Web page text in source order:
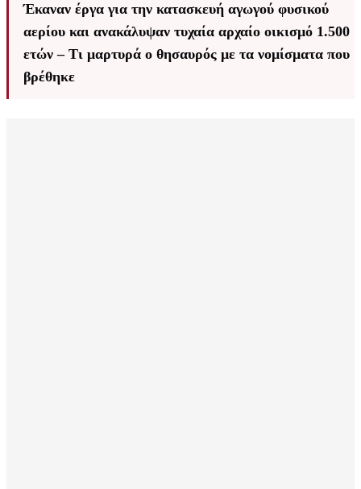
Έκαναν έργα για την κατασκευή αγωγού φυσικού
αερίου και ανακάλυψαν τυχαία αρχαίο οικισμό 1.500
ετών – Τι μαρτυρά ο θησαυρός με τα νομίσματα που
βρέθηκε